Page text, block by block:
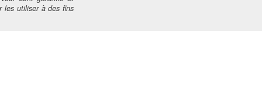
les utiliser à des fins